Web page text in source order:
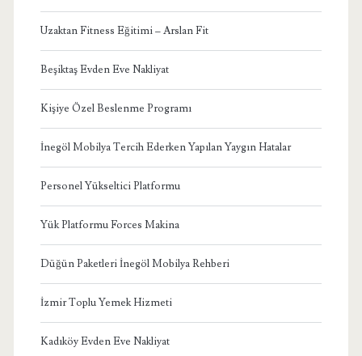
Uzaktan Fitness Eğitimi – Arslan Fit
Beşiktaş Evden Eve Nakliyat
Kişiye Özel Beslenme Programı
İnegöl Mobilya Tercih Ederken Yapılan Yaygın Hatalar
Personel Yükseltici Platformu
Yük Platformu Forces Makina
Düğün Paketleri İnegöl Mobilya Rehberi
İzmir Toplu Yemek Hizmeti
Kadıköy Evden Eve Nakliyat